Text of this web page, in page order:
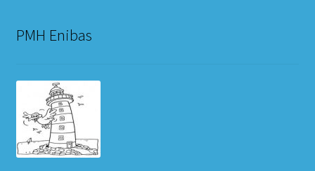
PMH Enibas